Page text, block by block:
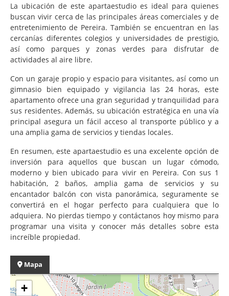
La ubicación de este apartaestudio es ideal para quienes
buscan vivir cerca de las principales áreas comerciales y de
entretenimiento de Pereira. También se encuentran en las
cercanías diferentes colegios y universidades de prestigio,
así como parques y zonas verdes para disfrutar de
actividades al aire libre.
Con un garaje propio y espacio para visitantes, así como un
gimnasio bien equipado y vigilancia las 24 horas, este
apartamento ofrece una gran seguridad y tranquilidad para
sus residentes. Además, su ubicación estratégica en una vía
principal asegura un fácil acceso al transporte público y a
una amplia gama de servicios y tiendas locales.
En resumen, este apartaestudio es una excelente opción de
inversión para aquellos que buscan un lugar cómodo,
moderno y bien ubicado para vivir en Pereira. Con sus 1
habitación, 2 baños, amplia gama de servicios y su
encantador balcón con vista panorámica, seguramente se
convertirá en el hogar perfecto para cualquiera que lo
adquiera. No pierdas tiempo y contáctanos hoy mismo para
programar una visita y conocer más detalles sobre esta
increíble propiedad.
Mapa
+